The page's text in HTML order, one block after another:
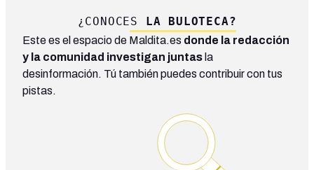
¿CONOCES LA BULOTECA?
Este es el espacio de Maldita.es donde la redacción
y la comunidad investigan juntas la
desinformación. Tú también puedes contribuir con tus
pistas.